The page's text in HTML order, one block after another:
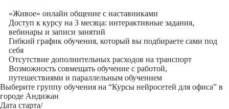
«Живое» онлайн общение с наставниками
Доступ к курсу на 3 месяца: интерактивные задания,
вебинары и записи занятий
Гибкий график обучения, который вы подбираете сами под
себя
Отсутствие дополнительных расходов на транспорт
Возможность совмещать обучение с работой,
путешествиями и параллельным обучением
Выберите группу обучения на “Курсы нейросетей для офиса” в
городе Андижан
Дата старта/